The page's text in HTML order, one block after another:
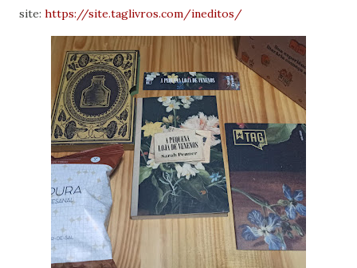
site: https://site.taglivros.com/ineditos/